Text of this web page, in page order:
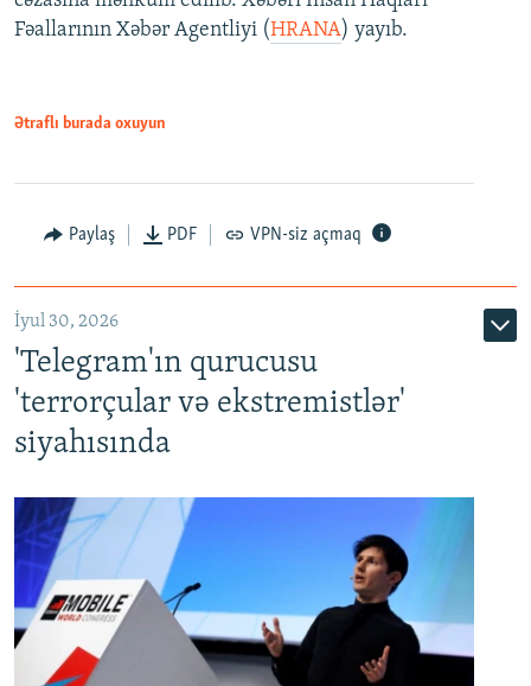
Fəallarının Xəbər Agentliyi (HRANA) yayıb.
Ətraflı burada oxuyun
Paylaş PDF VPN-siz açmaq
İyul 30, 2026
'Telegram'ın qurucusu
'terrorçular və ekstremistlər'
siyahısında